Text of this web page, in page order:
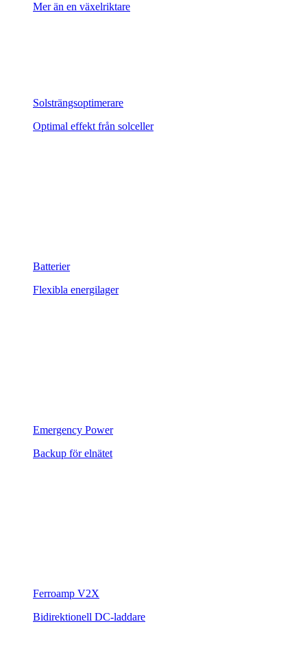
Mer än en växelriktare
Solsträngsoptimerare
Optimal effekt från solceller
Batterier
Flexibla energilager
Emergency Power
Backup för elnätet
Ferroamp V2X
Bidirektionell DC-laddare